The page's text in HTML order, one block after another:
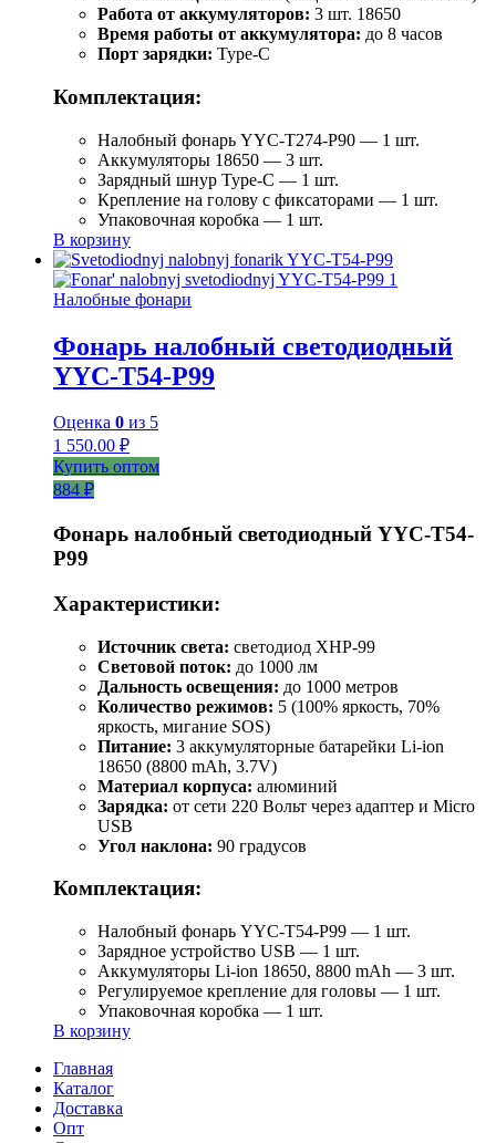
Работа от аккумуляторов: 3 шт. 18650
Время работы от аккумулятора: до 8 часов
Порт зарядки: Type-C
Комплектация:
Налобный фонарь YYC-T274-P90 — 1 шт.
Аккумуляторы 18650 — 3 шт.
Зарядный шнур Type-C — 1 шт.
Крепление на голову с фиксаторами — 1 шт.
Упаковочная коробка — 1 шт.
В корзину
Налобные фонари
Фонарь налобный светодиодный
YYC-T54-P99
Оценка 0 из 5
1 550.00 ₽
Купить оптом
884 ₽
Фонарь налобный светодиодный YYC-T54-
P99
Характеристики:
Источник света: светодиод XHP-99
Световой поток: до 1000 лм
Дальность освещения: до 1000 метров
Количество режимов: 5 (100% яркость, 70%
яркость, мигание SOS)
Питание: 3 аккумуляторные батарейки Li-ion
18650 (8800 mAh, 3.7V)
Материал корпуса: алюминий
Зарядка: от сети 220 Вольт через адаптер и Micro
USB
Угол наклона: 90 градусов
Комплектация:
Налобный фонарь YYC-T54-P99 — 1 шт.
Зарядное устройство USB — 1 шт.
Аккумуляторы Li-ion 18650, 8800 mAh — 3 шт.
Регулируемое крепление для головы — 1 шт.
Упаковочная коробка — 1 шт.
В корзину
Главная
Каталог
Доставка
Опт